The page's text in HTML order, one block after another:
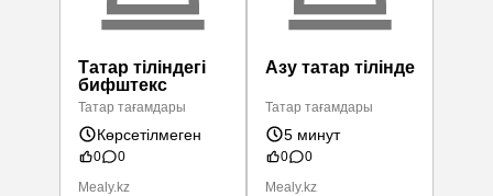
Татар тіліндегі
бифштекс
Татар тағамдары
Көрсетілмеген
0
0
Mealy.kz
Азу татар тілінде
Татар тағамдары
5 минут
0
0
Mealy.kz